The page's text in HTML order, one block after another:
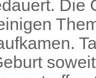
Die